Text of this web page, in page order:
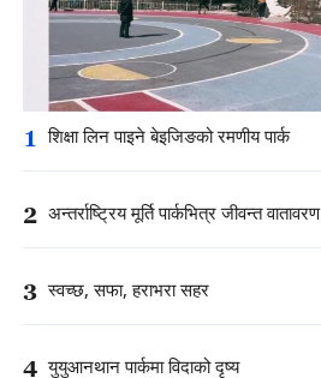
1 शिक्षा लिन पाइने बेइजिङको रमणीय पार्क
2 अन्तर्राष्ट्रिय मूर्ति पार्कभित्र जीवन्त वातावरण
3 स्वच्छ, सफा, हराभरा सहर
4 युयुआनथान पार्कमा विदाको दृष्य